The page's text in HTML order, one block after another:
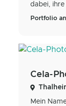
dabei,
Portfolio
Cela-
Mein